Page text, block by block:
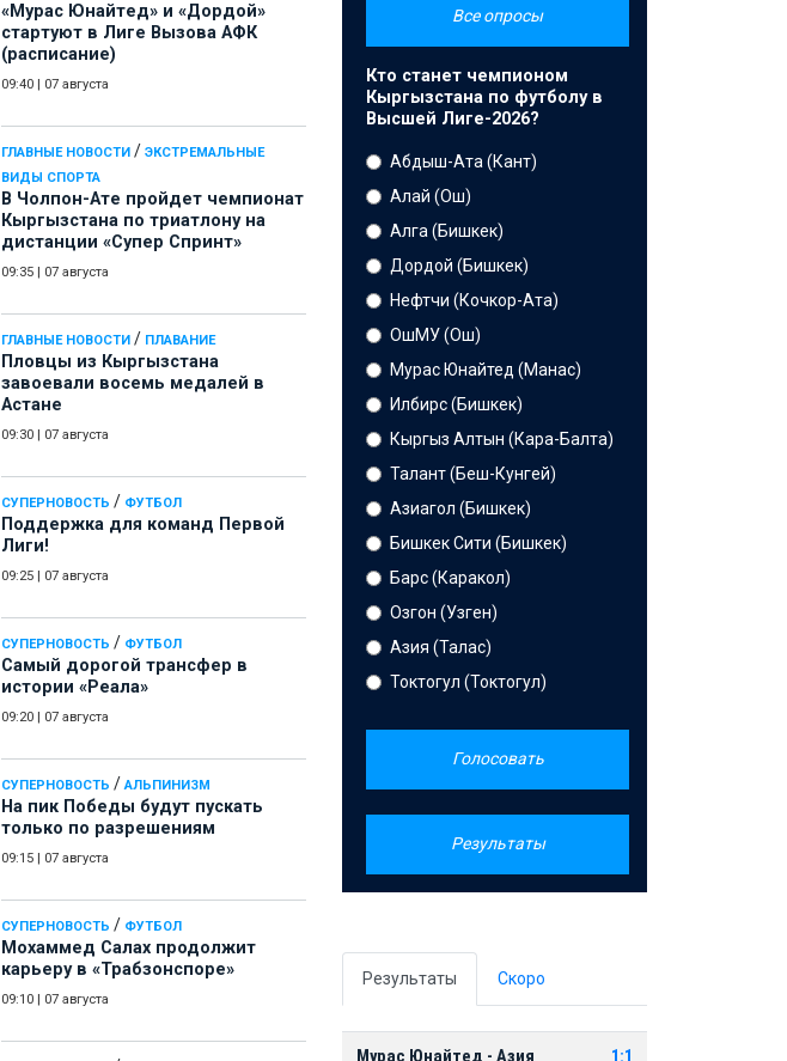
«Мурас Юнайтед» и «Дордой»
стартуют в Лиге Вызова АФК
(расписание)
09:40 07 августа
ГЛАВНЫЕ НОВОСТИ / ЭКСТРЕМАЛЬНЫЕ
ВИДЫ СПОРТА
В Чолпон-Ате пройдет чемпионат
Кыргызстана по триатлону на
дистанции «Супер Спринт»
09:35 07 августа
ГЛАВНЫЕ НОВОСТИ / ПЛАВАНИЕ
Пловцы из Кыргызстана
завоевали восемь медалей в
Астане
09:30 07 августа
СУПЕРНОВОСТЬ / ФУТБОЛ
Поддержка для команд Первой
Лиги!
09:25 07 августа
СУПЕРНОВОСТЬ / ФУТБОЛ
Самый дорогой трансфер в
истории «Реала»
09:20 07 августа
СУПЕРНОВОСТЬ / АЛЬПИНИЗМ
На пик Победы будут пускать
только по разрешениям
09:15 07 августа
СУПЕРНОВОСТЬ / ФУТБОЛ
Мохаммед Салах продолжит
карьеру в «Трабзонспоре»
09:10 07 августа
Все опросы
Кто станет чемпионом
Кыргызстана по футболу в
Высшей Лиге-2026?
Абдыш-Ата (Кант)
Алай (Ош)
Алга (Бишкек)
Дордой (Бишкек)
Нефтчи (Кочкор-Ата)
ОшМУ (Ош)
Мурас Юнайтед (Манас)
Илбирс (Бишкек)
Кыргыз Алтын (Кара-Балта)
Талант (Беш-Кунгей)
Азиагол (Бишкек)
Бишкек Сити (Бишкек)
Барс (Каракол)
Озгон (Узген)
Азия (Талас)
Токтогул (Токтогул)
Голосовать
Результаты
Результаты Скоро
Мурас Юнайтед - Азия 1:1